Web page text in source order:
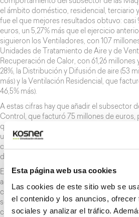
Esta página web usa cookies
Las cookies de este sitio web se
el contenido y los anuncios, ofrecer
sociales y analizar el tráfico.
el ámbito doméstico, residencial, terciario
fue el que mejores resultados obtuvo: casi
euros, un 5,27% más que el ejercicio
siguieron los Ventiladores, con 107 millones
Unidades de Tratamiento de Aire y de
Recuperación de Calor, con 61,26 millones
28%, la Distribución y Difusión de aire (53
más) y la Ventilación Residencial, que
46,5% más).
A estas cifras hay que añadir el subsector
Control, que facturó 75 millones de euros,
quedado fuera de la comparativa anual por
uniformidad de participantes en los dos
contemplados. Si se suman estos
del sector en 2018 ascendieron a 1.224,11
En resumen, el subsector de las Máquinas
acondicionado y sistemas de climatización
comercial e industrial acaparó casi el 75%
seguido, a mucha distancia, del subsector
con el 8,77%, que registra una importante